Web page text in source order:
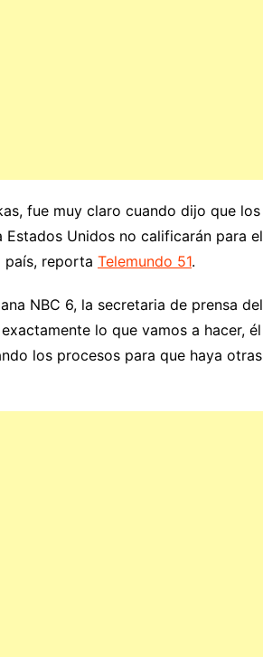
fue muy claro cuando dijo que los
Unidos no calificarán para el
país, reporta Telemundo 51.
NBC 6, la secretaria de prensa del
lo que vamos a hacer, él
los procesos para que haya otras